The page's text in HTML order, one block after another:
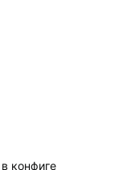
конфиге